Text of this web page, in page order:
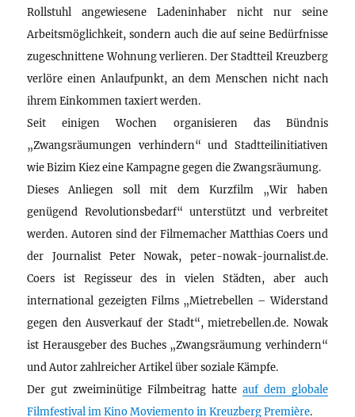
Rollstuhl angewiesene Ladeninhaber nicht nur seine
Arbeitsmöglichkeit, sondern auch die auf seine Bedürfnisse
zugeschnittene Wohnung verlieren. Der Stadtteil Kreuzberg
verlöre einen Anlaufpunkt, an dem Menschen nicht nach
ihrem Einkommen taxiert werden.
Seit einigen Wochen organisieren das Bündnis
„Zwangsräumungen verhindern“ und Stadtteilinitiativen
wie Bizim Kiez eine Kampagne gegen die Zwangsräumung.
Dieses Anliegen soll mit dem Kurzfilm „Wir haben
genügend Revolutionsbedarf“ unterstützt und verbreitet
werden. Autoren sind der Filmemacher Matthias Coers und
der Journalist Peter Nowak, peter-nowak-journalist.de.
Coers ist Regisseur des in vielen Städten, aber auch
international gezeigten Films „Mietrebellen – Widerstand
gegen den Ausverkauf der Stadt“, mietrebellen.de. Nowak
ist Herausgeber des Buches „Zwangsräumung verhindern“
und Autor zahlreicher Artikel über soziale Kämpfe.
Der gut zweiminütige Filmbeitrag hatte auf dem globale
Filmfestival im Kino Moviemento in Kreuzberg Première.